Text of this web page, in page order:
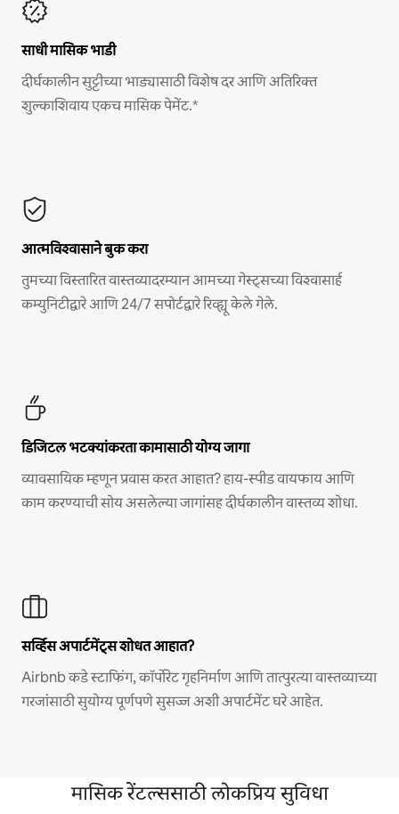
साधी मासिक भाडी
दीर्घकालीन सुट्टीच्या भाड्यासाठी विशेष दर आणि अतिरिक्त
शुल्काशिवाय एकच मासिक पेमेंट.*
आत्मविश्वासाने बुक करा
तुमच्या विस्तारित वास्तव्यादरम्यान आमच्या गेस्ट्सच्या विश्वासार्ह
कम्युनिटीद्वारे आणि 24/7 सपोर्टद्वारे रिव्ह्यू केले गेले.
डिजिटल भटक्यांकरता कामासाठी योग्य जागा
व्यावसायिक म्हणून प्रवास करत आहात? हाय-स्पीड वायफाय आणि
काम करण्याची सोय असलेल्या जागांसह दीर्घकालीन वास्तव्य शोधा.
सर्व्हिस अपार्टमेंट्स शोधत आहात?
Airbnb कडे स्टाफिंग, कॉर्पोरेट गृहनिर्माण आणि तात्पुरत्या वास्तव्याच्या
गरजांसाठी सुयोग्य पूर्णपणे सुसज्ज अशी अपार्टमेंट घरे आहेत.
मासिक रेंटल्ससाठी लोकप्रिय सुविधा